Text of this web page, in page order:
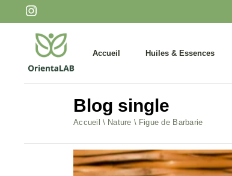
Accueil Huiles & Essences
Huiles essentielles
Huiles végétales
Soins ciblés
Huiles essentielles
Blog single
Accueil Nature Figue de Barbarie